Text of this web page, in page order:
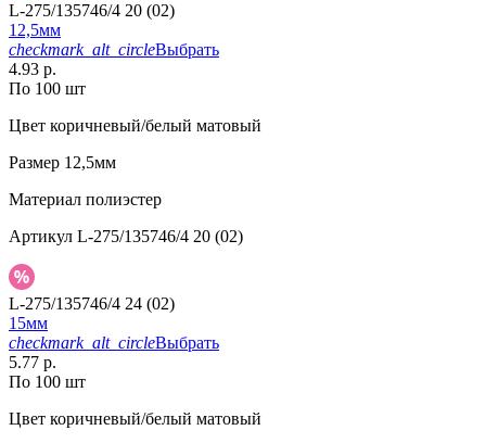
L-275/135746/4 20 (02)
12,5мм
checkmark_alt_circleВыбрать
4.93 р.
По 100 шт
Цвет коричневый/белый матовый
Размер 12,5мм
Материал полиэстер
Артикул L-275/135746/4 20 (02)
L-275/135746/4 24 (02)
15мм
checkmark_alt_circleВыбрать
5.77 р.
По 100 шт
Цвет коричневый/белый матовый